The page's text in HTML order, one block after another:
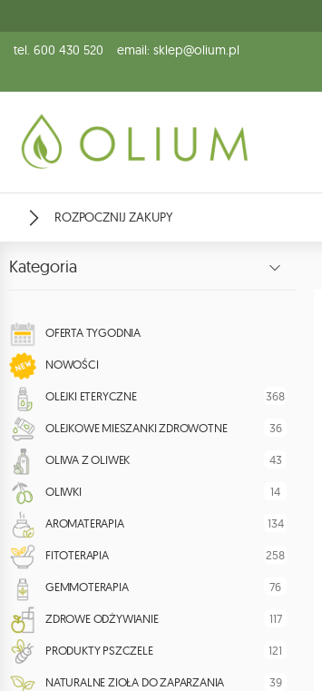
tel. 600 430 520 email: sklep@olium.pl
ROZPOCZNIJ ZAKUPY
Kategoria
OFERTA TYGODNIA
NOWOŚCI
OLEJKI ETERYCZNE 368
OLEJKOWE MIESZANKI ZDROWOTNE 36
OLIWA Z OLIWEK 43
OLIWKI 14
AROMATERAPIA 134
FITOTERAPIA 258
GEMMOTERAPIA 76
ZDROWE ODŻYWIANIE 117
PRODUKTY PSZCZELE 121
NATURALNE ZIOŁA DO ZAPARZANIA 39